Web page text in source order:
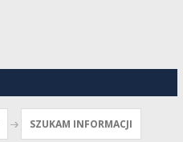
SZUKAM INFORMACJI